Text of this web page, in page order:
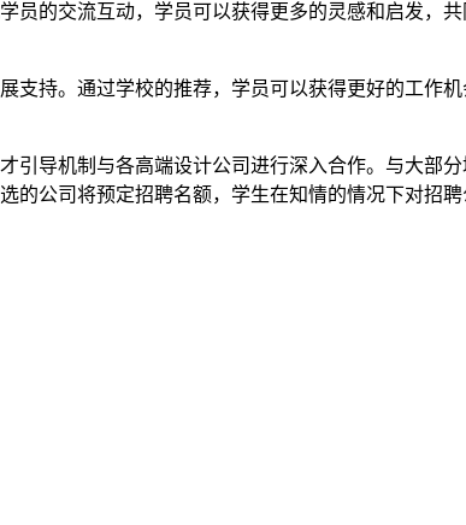
的交流互动，学员可以获得更多的灵感和启发，共
持。通过学校的推荐，学员可以获得更好的工作
引导机制与各高端设计公司进行深入合作。与大部
的公司将预定招聘名额，学生在知情的情况下对招